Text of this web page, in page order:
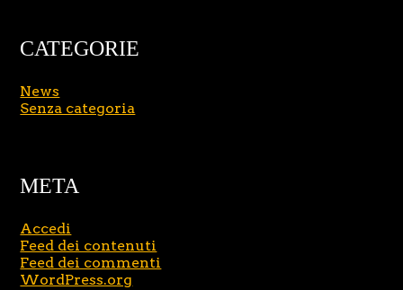
CATEGORIE
News
Senza categoria
META
Accedi
Feed dei contenuti
Feed dei commenti
WordPress.org